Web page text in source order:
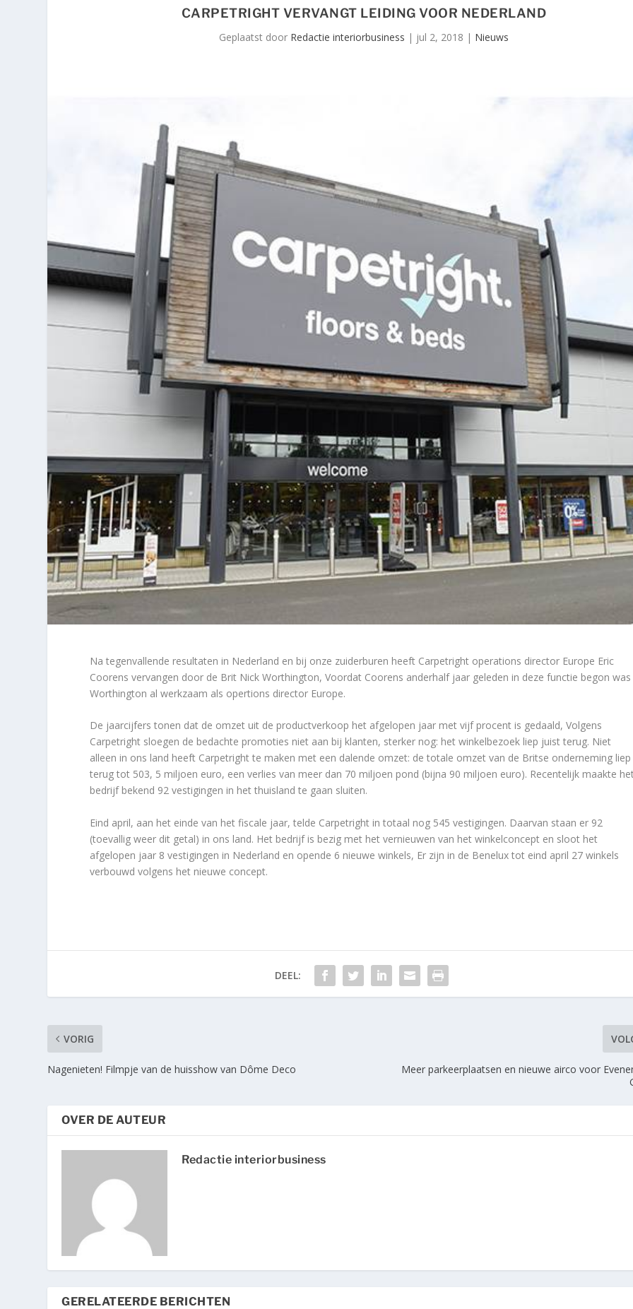
CARPETRIGHT VERVANGT LEIDING VOOR NEDERLAND
Geplaatst door Redactie interiorbusiness | jul 2, 2018 | Nieuws
Na tegenvallende resultaten in Nederland en bij onze zuiderburen heeft Carpetright operations director Europe Eric
Coorens vervangen door de Brit Nick Worthington, Voordat Coorens anderhalf jaar geleden in deze functie begon was
Worthington al werkzaam als opertions director Europe.
De jaarcijfers tonen dat de omzet uit de productverkoop het afgelopen jaar met vijf procent is gedaald, Volgens
Carpetright sloegen de bedachte promoties niet aan bij klanten, sterker nog: het winkelbezoek liep juist terug. Niet
alleen in ons land heeft Carpetright te maken met een dalende omzet: de totale omzet van de Britse onderneming liep
terug tot 503, 5 miljoen euro, een verlies van meer dan 70 miljoen pond (bijna 90 miljoen euro). Recentelijk maakte
bedrijf bekend 92 vestigingen in het thuisland te gaan sluiten.
Eind april, aan het einde van het fiscale jaar, telde Carpetright in totaal nog 545 vestigingen. Daarvan staan er 92
(toevallig weer dit getal) in ons land. Het bedrijf is bezig met het vernieuwen van het winkelconcept en sloot het
afgelopen jaar 8 vestigingen in Nederland en opende 6 nieuwe winkels, Er zijn in de Benelux tot eind april 27 winkels
verbouwd volgens het nieuwe concept.
DEEL:
VORIG
Nagenieten! Filmpje van de huisshow van Dôme Deco
Meer parkeerplaatsen en nieuwe airco voor
OVER DE AUTEUR
Redactie interiorbusiness
GERELATEERDE BERICHTEN